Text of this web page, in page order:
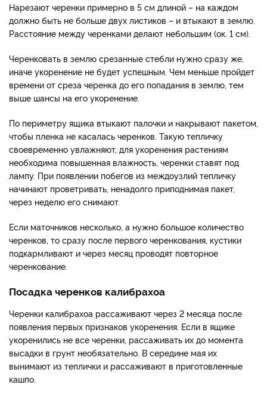
Нарезают черенки примерно в 5 см длиной – на каждом
должно быть не больше двух листиков – и втыкают в землю.
Расстояние между черенками делают небольшим (ок. 1 см).
Черенковать в землю срезанные стебли нужно сразу же,
иначе укоренение не будет успешным. Чем меньше пройдет
времени от среза черенка до его попадания в землю, тем
выше шансы на его укоренение.
По периметру ящика втыкают палочки и накрывают пакетом,
чтобы пленка не касалась черенков. Такую тепличку
своевременно увлажняют, для укоренения растениям
необходима повышенная влажность, черенки ставят под
лампу. При появлении побегов из междоузлий тепличку
начинают проветривать, ненадолго приподнимая пакет,
через неделю его снимают.
Если маточников несколько, а нужно большое количество
черенков, то сразу после первого черенкования, кустики
подкармливают и через месяц проводят повторное
черенкование.
Посадка черенков калибрахоа
Черенки калибрахоа рассаживают через 2 месяца после
появления первых признаков укоренения. Если в ящике
укоренились не все черенки, рассаживать их до момента
высадки в грунт необязательно. В середине мая их
вынимают из теплички и рассаживают в приготовленные
кашпо.